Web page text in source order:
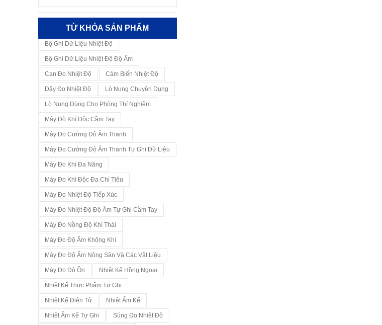
TỪ KHÓA SẢN PHẨM
Bộ Ghi Dữ Liệu Nhiệt Độ
Bộ Ghi Dữ Liệu Nhiệt Độ Độ Ẩm
Can Đo Nhiệt Độ Cảm Biến Nhiệt Độ
Dây Đo Nhiệt Độ Lò Nung Chuyên Dụng
Lò Nung Dùng Cho Phòng Thí Nghiệm
Máy Dò Khí Độc Cầm Tay
Máy Đo Cường Độ Âm Thanh
Máy Đo Cường Độ Âm Thanh Tự Ghi Dữ Liệu
Máy Đo Khí Đa Năng
Máy Đo Khí Độc Đa Chỉ Tiêu
Máy Đo Nhiệt Độ Tiếp Xúc
Máy Đo Nhiệt Độ Độ Ẩm Tự Ghi Cầm Tay
Máy Đo Nồng Độ Khí Thải
Máy Đo Độ Ẩm Không Khí
Máy Đo Độ Ẩm Nông Sản Và Các Vật Liệu
Máy Đo Độ Ồn Nhiệt Kế Hồng Ngoại
Nhiệt Kế Thực Phẩm Tự Ghi
Nhiệt Kế Điện Tử Nhiệt Ẩm Kế
Nhiệt Ẩm Kế Tự Ghi Súng Đo Nhiệt Độ